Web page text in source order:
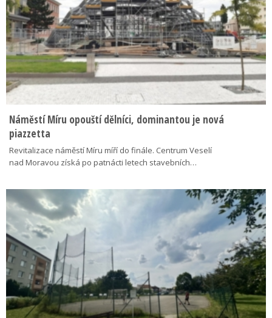
Náměstí Míru opouští dělníci, dominantou je nová
piazzetta
Revitalizace náměstí Míru míří do finále. Centrum Veselí
nad Moravou získá po patnácti letech stavebních…